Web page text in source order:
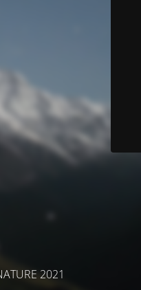
2021